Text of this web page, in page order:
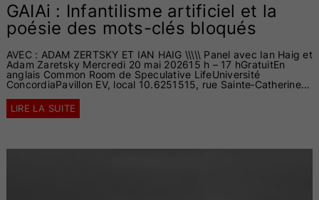
GAIAi : Infantilisme artificiel et la
poésie des mots-clés bloqués
AVEC : ADAM ZERTSKY ET IAN HAIG \\\\\ Panel avec Ian Haig et
Adam Zaretsky Mercredi 20 mai 202615 h – 17 hGratuitEn
anglais Common Room de Speculative LifeUniversité
ConcordiaPavillon EV, local 10.6251515, rue Sainte‑Catherine…
LIRE LA SUITE